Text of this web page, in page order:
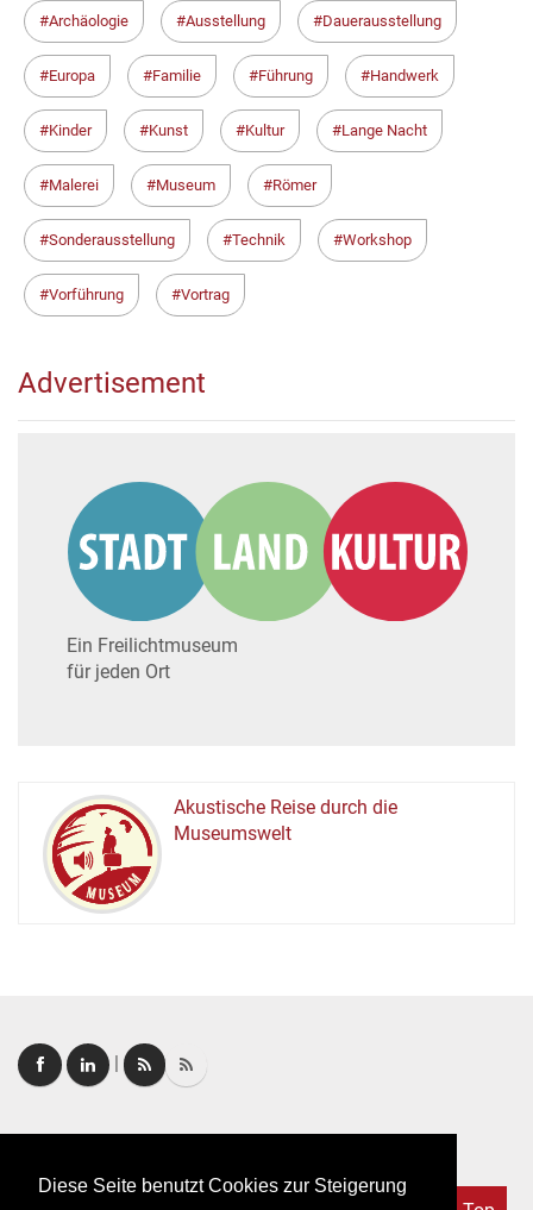
Diese Seite benutzt Cookies zur Steigerung
Archäologie Ausstellung Dauerausstellung
Europa Familie Führung Handwerk
Kinder Kunst Kultur Lange Nacht
Malerei Museum Römer
Sonderausstellung Technik Workshop
Vorführung Vortrag
Advertisement
Ein Freilichtmuseum
für jeden Ort
MUSEUM
Akustische Reise durch die
Museumswelt